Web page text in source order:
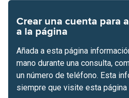
Crear una cuenta para
a la página
Añada a esta página
mano durante una consulta,
un número de teléfono. Esta
siempre que visite esta página